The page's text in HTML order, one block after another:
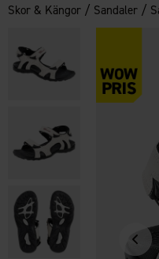
Skor & Kängor / Sandaler /